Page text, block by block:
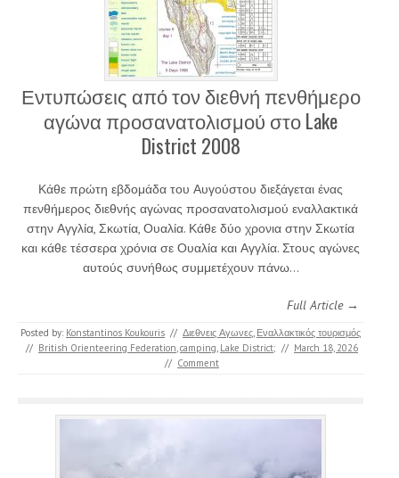
Εντυπώσεις από τον διεθνή πενθήμερο
αγώνα προσανατολισμού στο Lake
District 2008
Κάθε πρώτη εβδομάδα του Αυγούστου διεξάγεται ένας
πενθήμερος διεθνής αγώνας προσανατολισμού εναλλακτικά
στην Αγγλία, Σκωτία, Ουαλία. Κάθε δύο χρονια στην Σκωτία
και κάθε τέσσερα χρόνια σε Ουαλία και Αγγλία. Στους αγώνες
αυτούς συνήθως συμμετέχουν πάνω…
Full Article →
Posted by: Konstantinos Koukouris // Διεθνεις Αγωνες, Εναλλακτικός τουρισμός
// British Orienteering Federation,camping, Lake District; // March 18, 2026
// Comment